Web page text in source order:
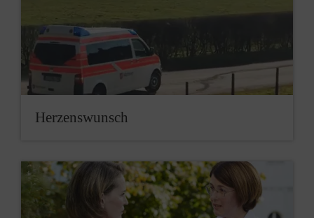
Herzenswunsch